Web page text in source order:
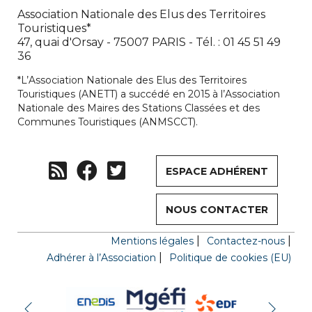
Association Nationale des Elus des Territoires
Touristiques*
47, quai d'Orsay - 75007 PARIS - Tél. : 01 45 51 49
36
*L’Association Nationale des Elus des Territoires
Touristiques (ANETT) a succédé en 2015 à l’Association
Nationale des Maires des Stations Classées et des
Communes Touristiques (ANMSCCT).
ESPACE ADHÉRENT
NOUS CONTACTER
Mentions légales
Contactez-nous
Adhérer à l’Association
Politique de cookies (EU)